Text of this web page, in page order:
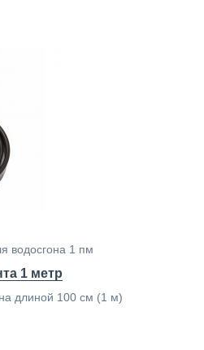
водосгона 1 пм
1 метр
длиной 100 см (1 м)